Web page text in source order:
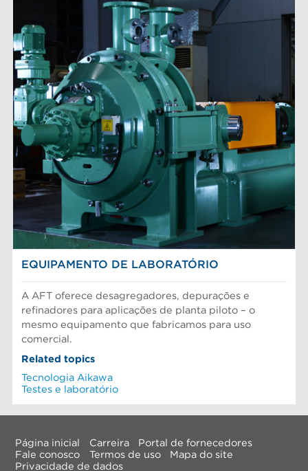
EQUIPAMENTO DE LABORATÓRIO
A AFT oferece desagregadores, depurações e
refinadores para aplicações de planta piloto – o
mesmo equipamento que fabricamos para uso
comercial.
Related topics
Tecnologia Aikawa
Testes e laboratório
Página inicial Carreira
Portal de fornecedores
Fale conosco
Termos de uso
Mapa do site
Privacidade de dados